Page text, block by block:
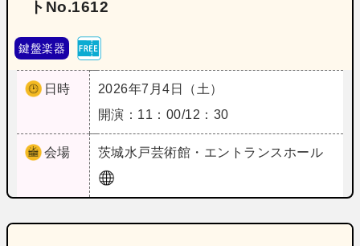
トNo.1612
鍵盤楽器
日時
2026年7月4日（土）
開演：11：00/12：30
会場 茨城水戸芸術館・エントランスホール